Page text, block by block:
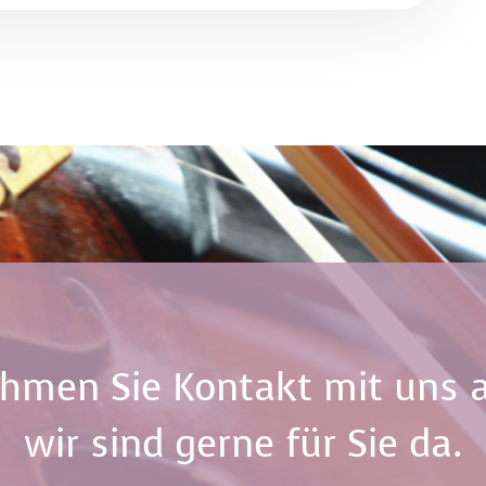
Sie Kontakt mit uns
wir sind gerne für Sie da.